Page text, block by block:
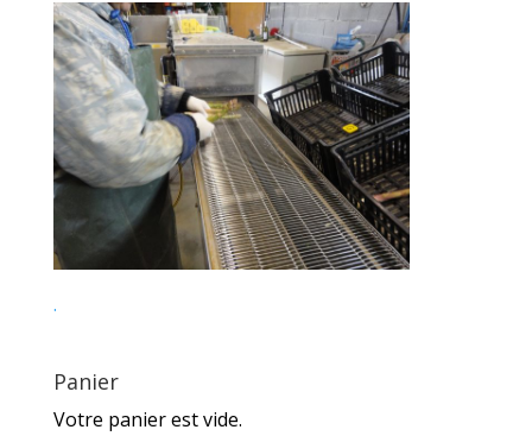
.
Panier
Votre panier est vide.